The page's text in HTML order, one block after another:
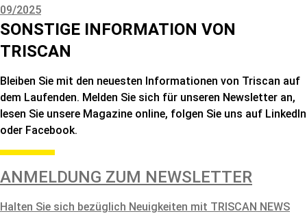
09/2025
SONSTIGE INFORMATION VON
TRISCAN
Bleiben Sie mit den neuesten Informationen von Triscan auf
dem Laufenden. Melden Sie sich für unseren Newsletter an,
lesen Sie unsere Magazine online, folgen Sie uns auf LinkedIn
oder Facebook.
ANMELDUNG ZUM NEWSLETTER
Halten Sie sich bezüglich Neuigkeiten mit TRISCAN NEWS